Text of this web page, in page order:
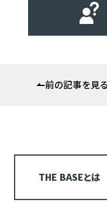
前の記事を見る
THE BASEとは